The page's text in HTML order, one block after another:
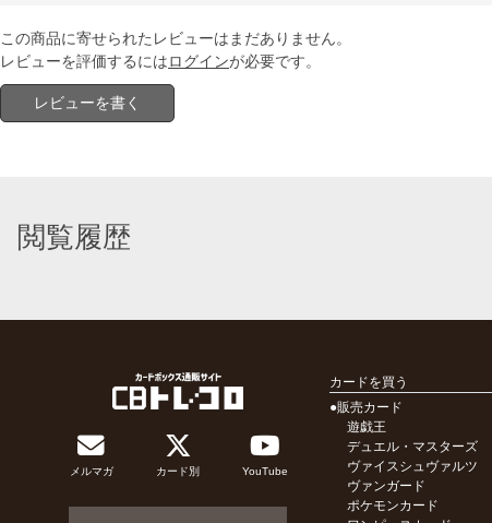
この商品に寄せられたレビューはまだありません。
レビューを評価するにはログインが必要です。
レビューを書く
閲覧履歴
メルマガ カード別 YouTube
カードを買う
●販売カード
遊戯王
デュエル・マスターズ
ヴァイスシュヴァルツ
ヴァンガード
ポケモンカード